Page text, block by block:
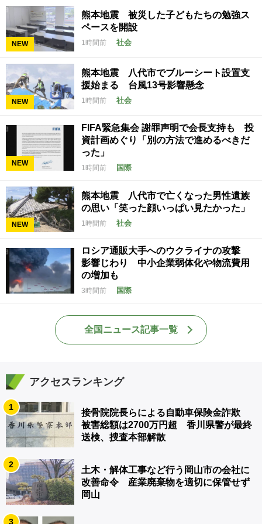
NEW
熊本地震 被災した子どもたちの勉強ス
ペースを開設
1時間前 社会
NEW
熊本地震 八代市でブルーシート設置支
援始まる 台風13号影響懸念
1時間前 社会
NEW
FIFA緊急集会 謝罪声明で会長支持も 投
資計画めぐり「別の方法で進めるべきだ
った」
1時間前 国際
NEW
熊本地震 八代市で亡くなった男性遺族
の思い「笑った顔いっぱい見たかった」
1時間前 社会
ロシア通販大手へのウクライナの攻撃
影響じわり 中小企業弱体化や物流費用
の増加も
3時間前 国際
全国ニュース記事一覧
アクセスランキング
1
接骨院院長らによる自動車保険金詐欺
被害総額は2700万円超 香川県警が最終
送検、捜査本部解散
2
土木・解体工事など行う岡山市の会社に
改善命令 産業廃棄物を適切に保管せず
岡山
3